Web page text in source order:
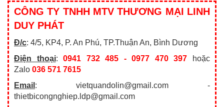
CÔNG TY TNHH MTV THƯƠNG MẠI LINH
DUY PHÁT
Đ/c: 4/5, KP4, P. An Phú, TP.Thuận An, Bình Dương
Điện thoại:0941 732 485 - 0977 470 397 hoặc
Zalo 036 571 7615
Email : vietquandolin@gmail.com -
thietbicongnghiep.ldp@gmail.com